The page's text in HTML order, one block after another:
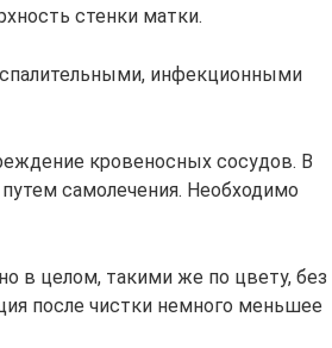
стенки матки.
инфекционными
кровеносных сосудов. В
самолечения. Необходимо
в целом, такими же по цвету, без
после чистки немного меньшее